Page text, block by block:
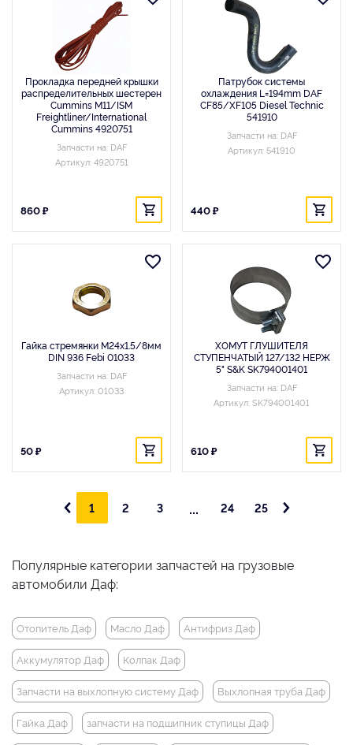
Прокладка передней крышки
распределительных шестерен
Cummins M11/ISM
Freightliner/International
Cummins 4920751
Запчасти на: DAF
Артикул: 4920751
860 ₽
Патрубок системы
охлаждения L=194mm DAF
CF85/XF105 Diesel Technic
541910
Запчасти на: DAF
Артикул: 541910
440 ₽
Гайка стремянки M24x1.5/8мм
DIN 936 Febi 01033
Запчасти на: DAF
Артикул: 01033
50 ₽
ХОМУТ ГЛУШИТЕЛЯ
СТУПЕНЧАТЫЙ 127/132 НЕРЖ
5" S&K SK794001401
Запчасти на: DAF
Артикул: SK794001401
610 ₽
1 2 3 ... 24 25
Популярные категории запчастей на грузовые
автомобили Даф:
Отопитель Даф Масло Даф Антифриз Даф
Аккумулятор Даф Колпак Даф
Запчасти на выхлопную систему Даф Выхлопная труба Даф
Гайка Даф запчасти на подшипник ступицы Даф